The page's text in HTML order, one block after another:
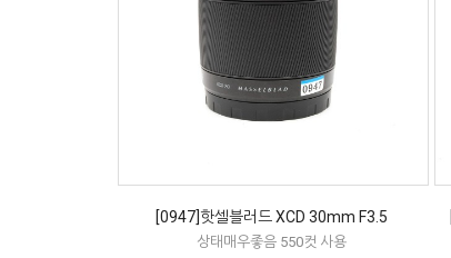
[0947]핫셀블러드 XCD 30mm F3.5
상태매우좋음 550컷 사용